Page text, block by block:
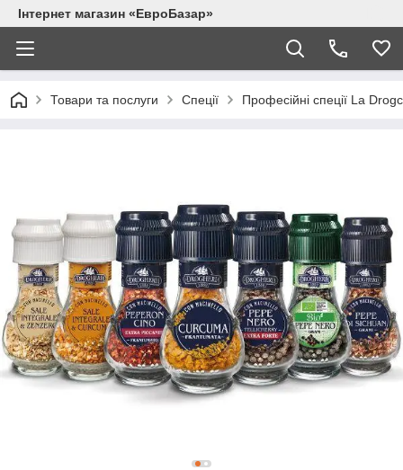
Інтернет магазин «ЕвроБазар»
Товари та послуги Спеції Професійні спеції La